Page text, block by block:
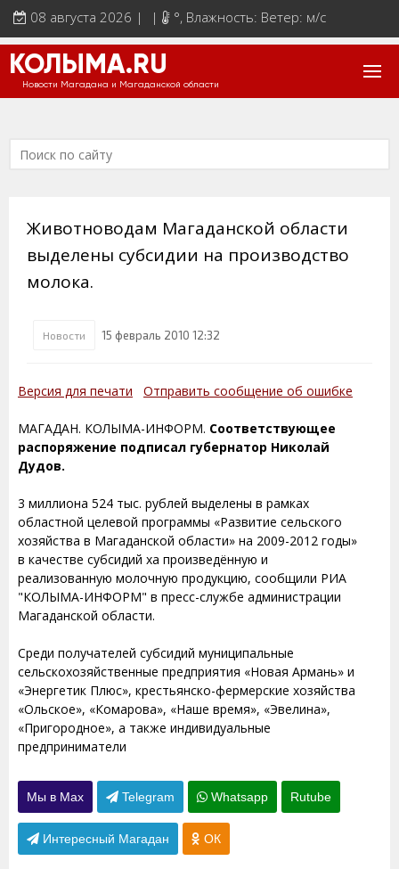
08 августа 2026 | | °, Влажность: Ветер: м/с
КОЛЫМА.RU
Новости Магадана и Магаданской области
Животноводам Магаданской области
выделены субсидии на производство
молока.
Новости 15 февраль 2010 12:32
Версия для печати Отправить сообщение об ошибке
МАГАДАН. КОЛЫМА-ИНФОРМ. Соответствующее
распоряжение подписал губернатор Николай
Дудов.
3 миллиона 524 тыс. рублей выделены в рамках
областной целевой программы «Развитие сельского
хозяйства в Магаданской области» на 2009-2012 годы»
в качестве субсидий ха произведённую и
реализованную молочную продукцию, сообщили РИА
"КОЛЫМА-ИНФОРМ" в пресс-службе администрации
Магаданской области.
Среди получателей субсидий муниципальные
сельскохозяйственные предприятия «Новая Армань» и
«Энергетик Плюс», крестьянско-фермерские хозяйства
«Ольское», «Комарова», «Наше время», «Эвелина»,
«Пригородное», а также индивидуальные
предприниматели
Мы в Max Telegram Whatsapp Rutube
Интересный Магадан ОК